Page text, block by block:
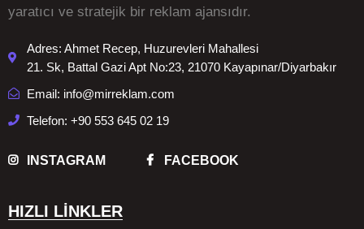
yaratıcı ve stratejik bir reklam ajansıdır.
Adres: Ahmet Recep, Huzurevleri Mahallesi
21. Sk, Battal Gazi Apt No:23, 21070 Kayapınar/Diyarbakır
Email: info@mirreklam.com
Telefon: +90 553 645 02 19
INSTAGRAM FACEBOOK
HIZLI LİNKLER